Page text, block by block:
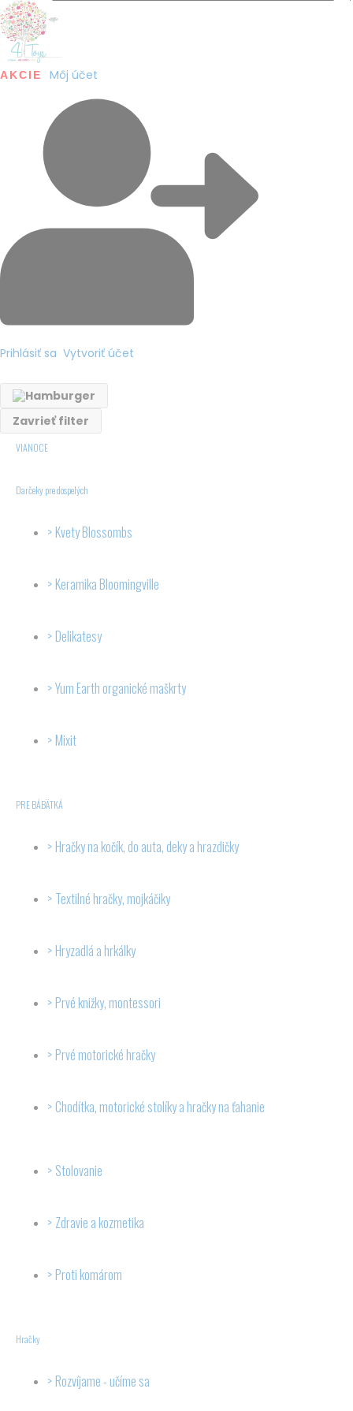
AKCIE Môj účet
Prihlásiť sa Vytvoriť účet
Zavrieť filter
VIANOCE
Darčeky pre dospelých
Kvety Blossombs
Keramika Bloomingville
Delikatesy
Yum Earth organické maškrty
Mixit
PRE BÁBÄTKÁ
Hračky na kočík, do auta, deky a hrazdičky
Textilné hračky, mojkáčiky
Hryzadlá a hrkálky
Prvé knižky, montessori
Prvé motorické hračky
Chodítka, motorické stolíky a hračky na ťahanie
Stolovanie
Zdravie a kozmetika
Proti komárom
Hračky
Rozvíjame - učíme sa